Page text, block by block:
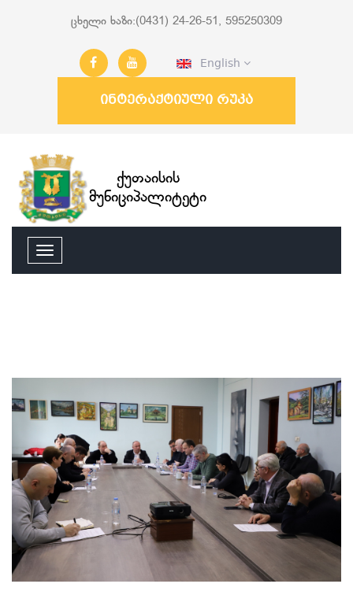
ცხელი ხაზი:(0431) 24-26-51, 595250309
English
ინტერაქტიული რუკა
ქუთაისის
მუნიციპალიტეტი